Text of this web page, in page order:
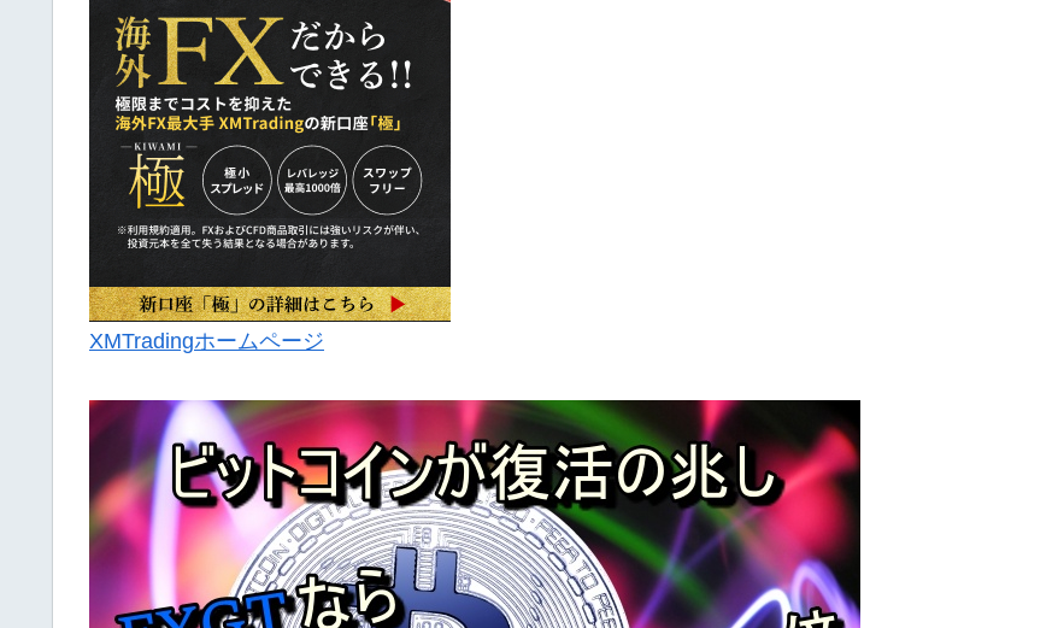
XMTradingホームページ